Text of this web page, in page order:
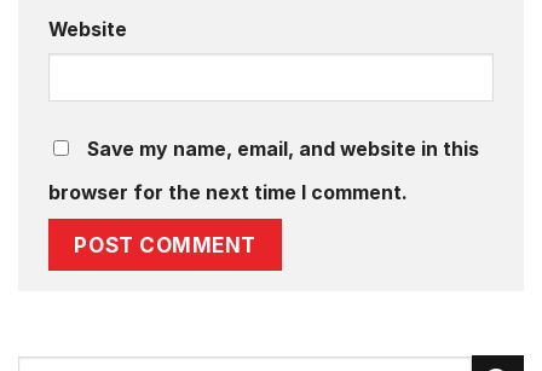
Website
Save my name, email, and website in this
browser for the next time I comment.